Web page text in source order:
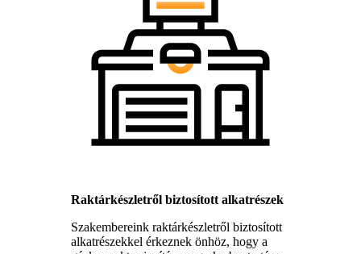
Raktárkészletről biztosított alkatrészek
Szakembereink raktárkészletről biztosított
alkatrészekkel érkeznek önhöz, hogy a